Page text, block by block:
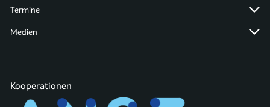
Termine
Medien
Kooperationen